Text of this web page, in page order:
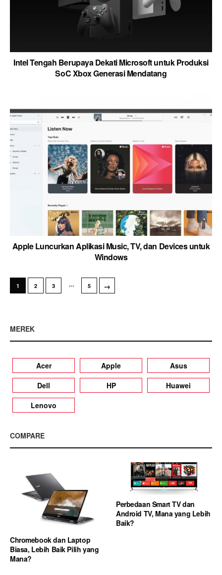
Intel Tengah Berupaya Dekati Microsoft untuk Produksi
SoC Xbox Generasi Mendatang
Apple Luncurkan Aplikasi Music, TV, dan Devices untuk
Windows
1 2 3 … 5 →
MEREK
Acer Apple
Asus
Dell
HP
Huawei
Lenovo
COMPARE
Chromebook dan Laptop
Biasa, Lebih Baik Pilih yang
Mana?
Perbedaan Smart TV dan
Android TV, Mana yang Lebih
Baik?